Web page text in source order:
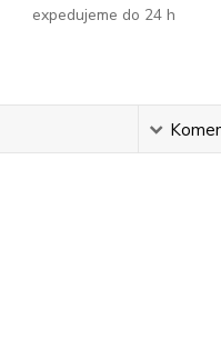
expedujeme do 24 h